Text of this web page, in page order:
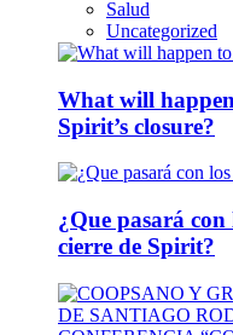
Salud
Uncategorized
What will
Spirit’s closure?
¿Que pasará
cierre de Spirit?